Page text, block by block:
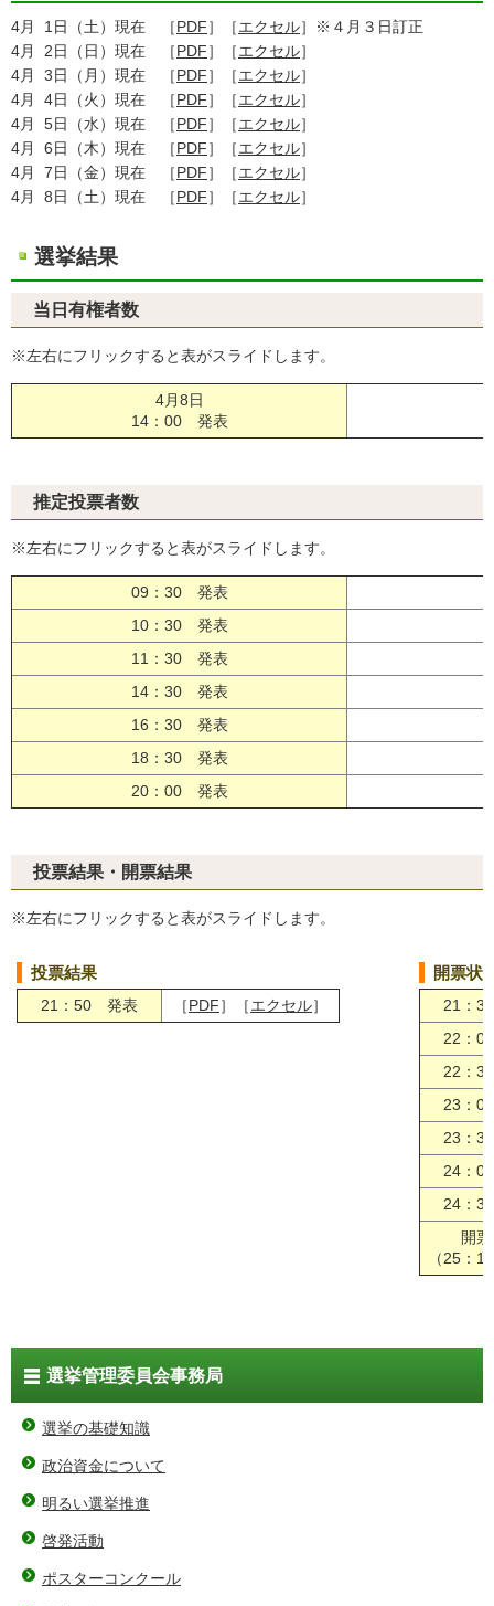
4月 1日（土）現在 ［PDF］［エクセル］※４月３日訂正
4月 2日（日）現在 ［PDF］［エクセル］
4月 3日（月）現在 ［PDF］［エクセル］
4月 4日（火）現在 ［PDF］［エクセル］
4月 5日（水）現在 ［PDF］［エクセル］
4月 6日（木）現在 ［PDF］［エクセル］
4月 7日（金）現在 ［PDF］［エクセル］
4月 8日（土）現在 ［PDF］［エクセル］
選挙結果
当日有権者数
※左右にフリックすると表がスライドします。
4月8日
14：00 発表
推定投票者数
※左右にフリックすると表がスライドします。
09：30 発表
10：30 発表
11：30 発表
14：30 発表
16：30 発表
18：30 発表
20：00 発表
投票結果・開票結果
※左右にフリックすると表がスライドします。
投票結果
21：50 発表 ［PDF］［エクセル］
開票状
21：
22：
22：
23：
23：
24：
24：
開
（25：
選挙管理委員会事務局
選挙の基礎知識
政治資金について
明るい選挙推進
啓発活動
ポスターコンクール